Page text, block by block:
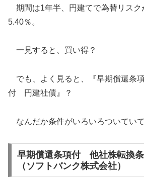
期間は1年半、円建てで為替リスク
5.40％。
一見すると、買い得？
でも、よく見ると、『早期償還条
付 円建社債』？
なんだか条件がいろいろついていて
早期償還条項付 他社株転換
（ソフトバンク株式会社）